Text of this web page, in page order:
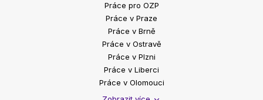
Práce pro OZP
Práce v Praze
Práce v Brně
Práce v Ostravě
Práce v Plzni
Práce v Liberci
Práce v Olomouci